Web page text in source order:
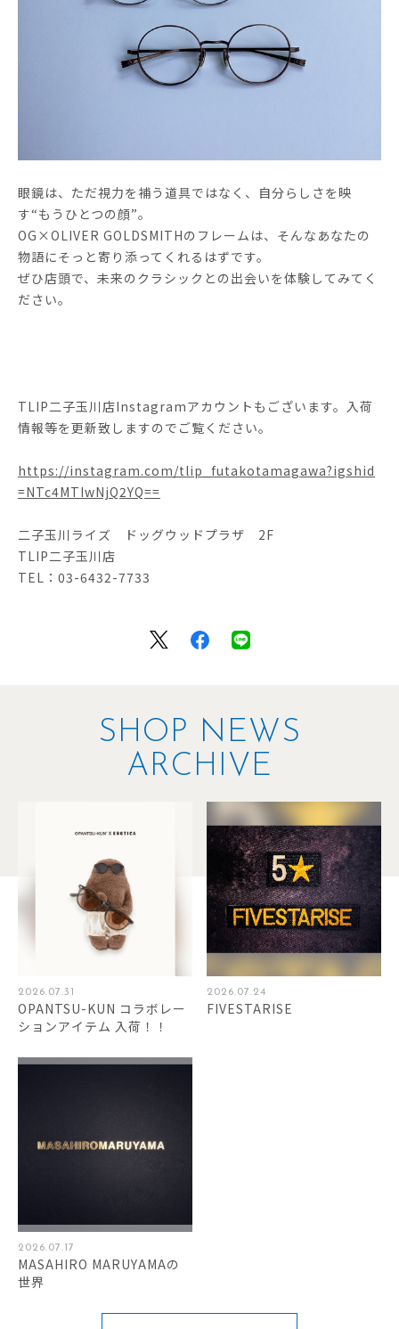
眼鏡は、ただ視力を補う道具ではなく、自分らしさを映
す“もうひとつの顔”。
OG×OLIVER GOLDSMITHのフレームは、そんなあなたの
物語にそっと寄り添ってくれるはずです。
ぜひ店頭で、未来のクラシックとの出会いを体験してみてく
ださい。
TLIP二子玉川店Instagramアカウントもございます。入荷
情報等を更新致しますのでご覧ください。
https://instagram.com/tlip_futakotamagawa?igshid
=NTc4MTIwNjQ2YQ==
二子玉川ライズ ドッグウッドプラザ 2F
TLIP二子玉川店
TEL：03-6432-7733
SHOP NEWS
ARCHIVE
2026.07.31
OPANTSU-KUN コラボレー
ションアイテム 入荷！！
2026.07.24
FIVESTARISE
2026.07.17
MASAHIRO MARUYAMAの
世界